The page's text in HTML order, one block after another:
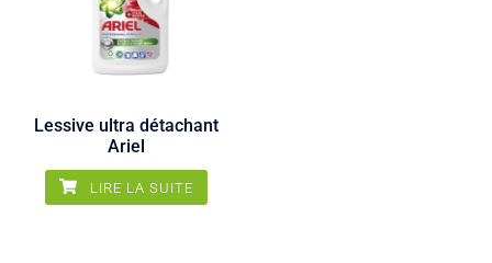
Lessive ultra détachant
Ariel
LIRE LA SUITE